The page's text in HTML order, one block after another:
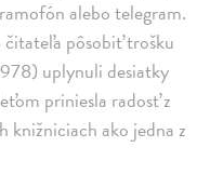
alebo telegram.
čitateľa pôsobiť trošku
uplynuli desiatky
priniesla radosť z
knižniciach ako jedna z